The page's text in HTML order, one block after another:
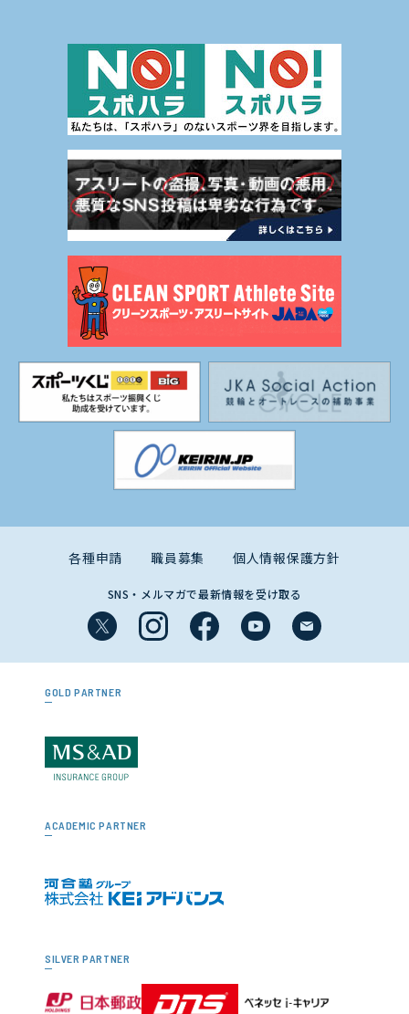
各種申請 職員募集 個人情報保護方針
SNS・メルマガで最新情報を受け取る
GOLD PARTNER
ACADEMIC PARTNER
SILVER PARTNER